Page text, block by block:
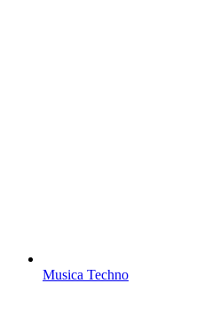
Musica Techno